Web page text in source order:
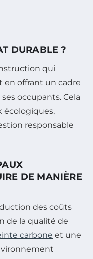
DURABLE ?
qui
en offrant un cadre
occupants. Cela
écologiques,
responsable
DE MANIÈRE
des coûts
de la qualité de
carbone et une